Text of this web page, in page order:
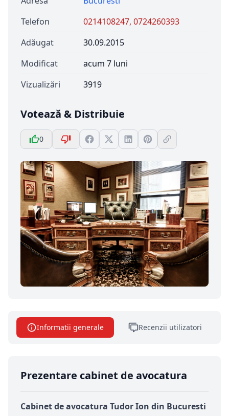
Telefon
0214108247, 0724260393
Adăugat
30.09.2015
Modificat
acum 7 luni
Vizualizări
3919
Votează & Distribuie
0
Informatii generale Recenzii utilizatori
Prezentare cabinet de avocatura
Cabinet de avocatura Tudor Ion din Bucuresti